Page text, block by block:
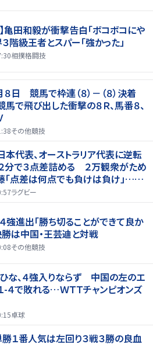
】亀田和毅が衝撃告白「ボコボコにや
階級王者とスパー「強かった」
相撲格闘技
日 競馬で枠連（８）－（８）決着
で飛び出した衝撃の８Ｒ、馬番８、
その他競技
本代表、オーストラリア代表に逆転
で３点差詰める ２万観衆がため
点差は何点でも負けは負け」…前
が先制トライ、３２ー３５で惜敗
ラグビー
強進出「勝ち切ることができて良か
は中国・王芸迪と対戦
その他競技
ひな、４強入りならず 中国の左のエ
-４で敗れる…ＷＴＴチャンピオンズ
卓球
勝１番人気は左回り３戦３勝の良血